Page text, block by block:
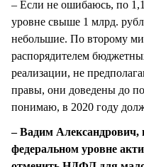
– Если не ошибаюсь, по
уровне свыше 1 млрд.
небольшие. По второму
распорядителем
реализации, не
правы, они доведены до
понимаю, в 2020 году
– Вадим Александрович,
федеральном уровне